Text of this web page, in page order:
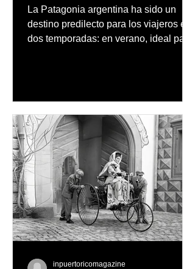
La Patagonia argentina ha sido un
destino predilecto para los viajeros en
dos temporadas: en verano, ideal para
nevados en las montañas
inpuertoricomagazine